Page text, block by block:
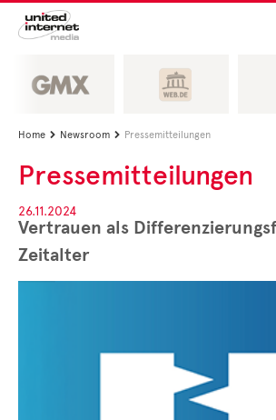
Home  Newsroom  Pressemitteilungen
Pressemitteilungen
26.11.2024
Vertrauen als
Zeitalter